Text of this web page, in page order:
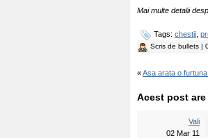
Mai multe detalii
Tags: chestii
Scris de bullets |
«Asa arata o
Acest post
Vali
02 Mar 11